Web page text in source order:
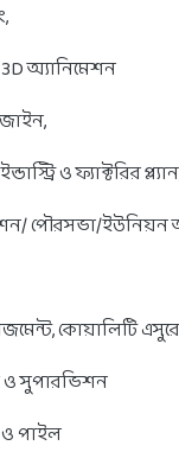
অ্যানিমেশন
ও ফ্যাক্টরির
পৌরসভা/
কোয়ালিটি
ও সুপারভিশন
পাইল